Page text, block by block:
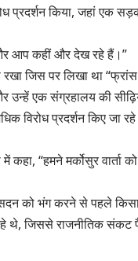
प्रदर्शन किया, जहां एक
आप कहीं और देख रहे हैं।”
जिस पर लिखा था
उन्हें एक संग्रहालय की
विरोध प्रदर्शन किए जा
“हमने मर्कोसुर वार्ता
को भंग करने से पहले
थे, जिससे राजनीतिक संकट